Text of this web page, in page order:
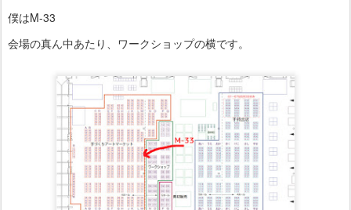
僕はM-33
会場の真ん中あたり、ワークショップの横です。